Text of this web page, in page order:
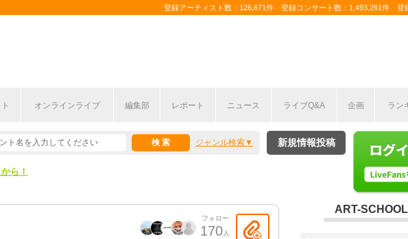
登録アーティスト数：126,671件 登録コンサート数：1,493,261件 登
オンラインライブ 編集部 レポート ニュース ライブQ&A 企画 ラン
ジャンル検索
期編発表！
ら！
新規情報投稿
フォロー
170 人
ART-